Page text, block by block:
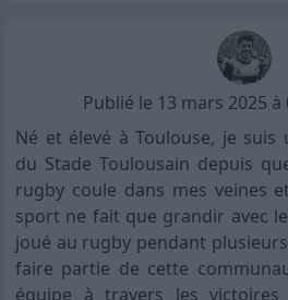
Publié le 13 mars 2025 à
Né et élevé à Toulouse, je
du Stade Toulousain depuis
rugby coule dans mes veines
sport ne fait que grandir avec
joué au rugby pendant
faire partie de cette
équipe à travers les